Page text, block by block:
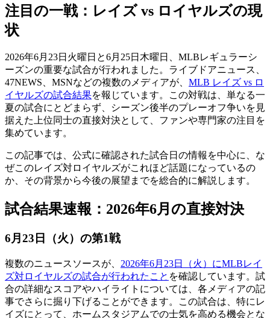
注目の一戦：レイズ vs ロイヤルズの現
状
2026年6月23日火曜日と6月25日木曜日、MLBレギュラーシ
ーズンの重要な試合が行われました。ライブドアニュース、
47NEWS、MSNなどの複数のメディアが、 MLB レイズ vs ロ
イヤルズの試合結果を報じています。この対戦は、単なる一
夏の試合にとどまらず、シーズン後半のプレーオフ争いを見
据えた上位同士の直接対決として、ファンや専門家の注目を
集めています。
この記事では、公式に確認された試合日の情報を中心に、な
ぜこのレイズ対ロイヤルズがこれほど話題になっているの
か、その背景から今後の展望までを総合的に解説します。
試合結果速報：2026年6月の直接対決
6月23日（火）の第1戦
複数のニュースソースが、 2026年6月23日（火）にMLBレイ
ズ対ロイヤルズの試合が行われたこと を確認しています。試
合の詳細なスコアやハイライトについては、各メディアの記
事でさらに掘り下げることができます。この試合は、特にレ
イズにとって、ホームスタジアムでの士気を高める機会とな